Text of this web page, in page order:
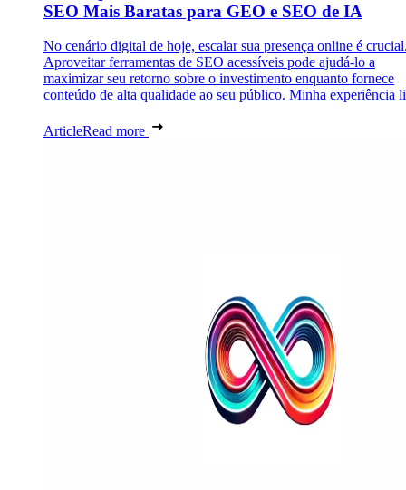
SEO Mais Baratas para GEO e SEO de IA
No cenário digital de hoje, escalar sua presença online é
Aproveitar ferramentas de SEO acessíveis pode ajudá-lo a
maximizar seu retorno sobre o investimento enquanto fornece
conteúdo de alta qualidade ao seu público. Minha experiência
ArticleRead more